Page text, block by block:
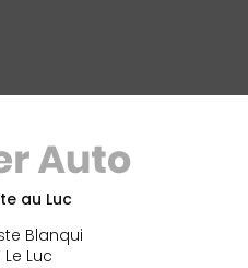
au Luc
Blanqui
Luc